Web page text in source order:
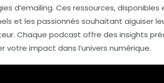
d’emailing. Ces ressources, disponibles
et les passionnés souhaitant aiguiser
Chaque podcast offre des insights
votre impact dans l’univers numérique.